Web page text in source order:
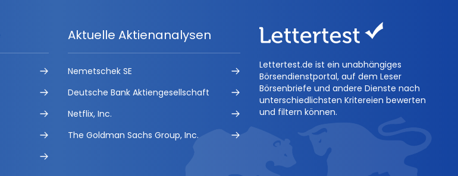
Aktuelle Aktienanalysen
Nemetschek SE
Deutsche Bank Aktiengesellschaft
Netflix, Inc.
The Goldman Sachs Group, Inc.
Lettertest.de ist ein unabhängiges
Börsendienstportal, auf dem Leser
Börsenbriefe und andere Dienste nach
unterschiedlichsten Kritereien bewerten
und filtern können.